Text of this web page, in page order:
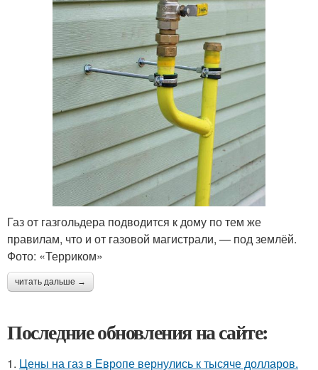
Газ от газгольдера подводится к дому по тем же
правилам, что и от газовой магистрали, — под землёй.
Фото: «Терриком»
читать дальше →
Последние обновления на сайте:
1. Цены на газ в Европе вернулись к тысяче долларов.